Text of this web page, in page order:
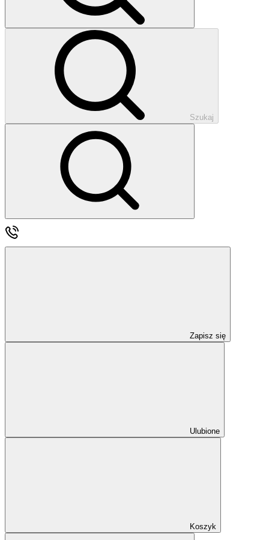
Szukaj
Zapisz się
Ulubione
Koszyk